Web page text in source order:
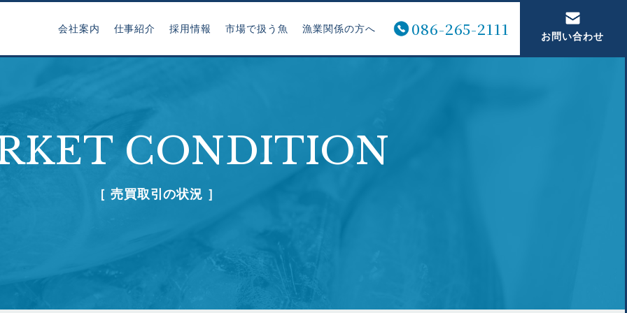
会社案内 仕事紹介 採用情報 市場で扱う魚 漁業関係の方へ 086-265-2111 お問い合わせ
CONDITION
［ 売買取引の状況 ］